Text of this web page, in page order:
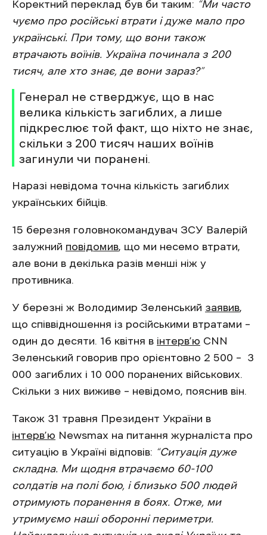
Коректний переклад був би таким: “Ми часто
чуємо про російські втрати і дуже мало про
українські. При тому, що вони також
втрачають воїнів. Україна починала з 200
тисяч, але хто знає, де вони зараз?”
Генерал не стверджує, що в нас
велика кількість загиблих, а лише
підкреслює той факт, що ніхто не знає,
скільки з 200 тисяч наших воїнів
загинули чи поранені.
Наразі невідома точна кількість загиблих
українських бійців.
15 березня головнокомандувач ЗСУ Валерій
залужний повідомив, що ми несемо втрати,
але вони в декілька разів менші ніж у
противника.
У березні ж Володимир Зеленський заявив,
що співвідношення із російськими втратами –
один до десяти. 16 квітня в інтерв’ю CNN
Зеленський говорив про орієнтовно 2 500 – 3
000 загиблих і 10 000 поранених військових.
Скільки з них виживе – невідомо, пояснив він.
Також 31 травня Президент України в
інтерв’ю Newsmax на питання журналіста про
ситуацію в Україні відповів: “Ситуація дуже
складна. Ми щодня втрачаємо 60-100
солдатів на полі бою, і близько 500 людей
отримують поранення в боях. Отже, ми
утримуємо наші оборонні периметри.